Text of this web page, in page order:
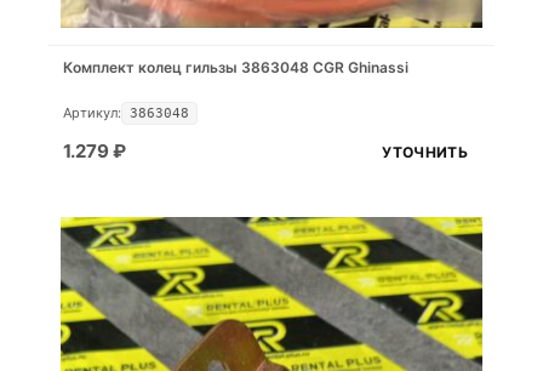
Комплект колец гильзы 3863048 CGR Ghinassi
Артикул: 3863048
1.279 ₽ УТОЧНИТЬ